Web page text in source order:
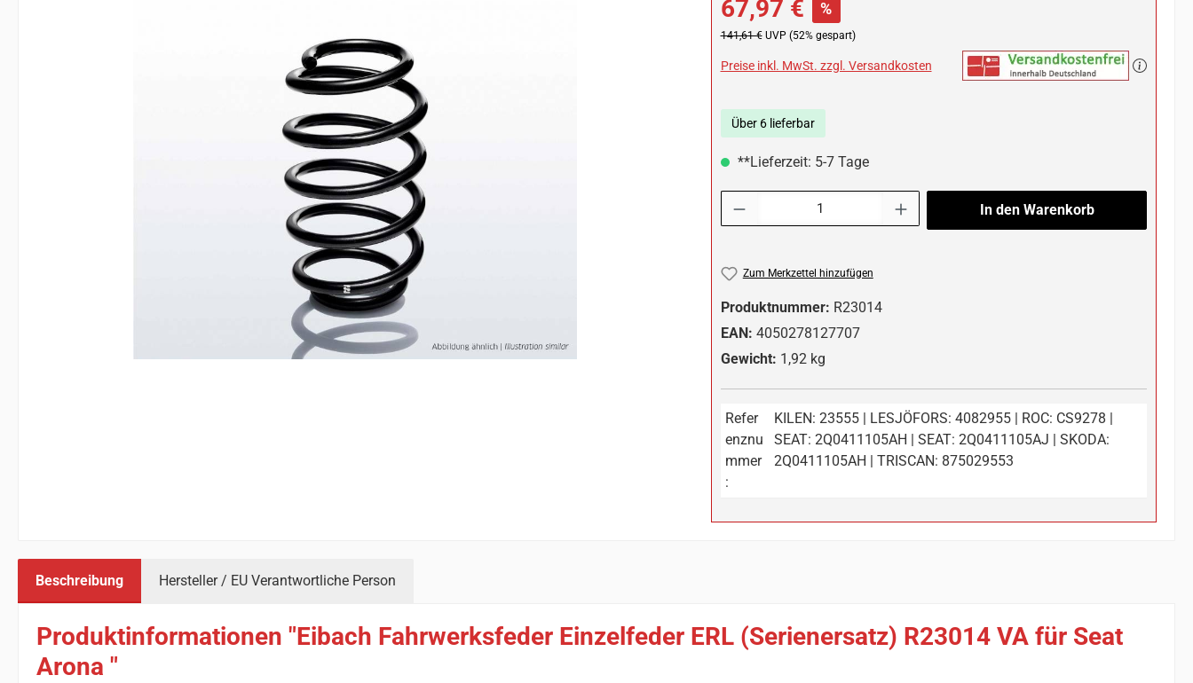
67,97 € %
Regulärer Preis:
141,61 € UVP (52% gespart)
Preise inkl. MwSt. zzgl. Versandkosten
Über 6 lieferbar
**Lieferzeit: 5-7 Tage
In den Warenkorb
Zum Merkzettel hinzufügen
Produktnummer: R23014
EAN: 4050278127707
Gewicht: 1,92 kg
Refer
enznu
mmer
:
KILEN: 23555 | LESJÖFORS: 4082955 | ROC: CS9278 |
SEAT: 2Q0411105AH | SEAT: 2Q0411105AJ | SKODA:
2Q0411105AH | TRISCAN: 875029553
Beschreibung Hersteller / EU Verantwortliche Person
Produktinformationen "Eibach Fahrwerksfeder Einzelfeder ERL (Serienersatz) R23014 VA für Seat
Arona "